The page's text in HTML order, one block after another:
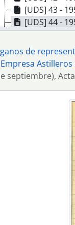
[UDS] 43 -
[UDS] 44 -
[UDS] 45 -
[UDS] 46 -
[UDS] 47 -
[UDS] 48 -
[UDS] 49 -
[UDS] 51 -
[UDS] 52 -
[UDS] 53 -
[UDS] 54 -
[UDS] 55 -
[UDS] 56 -
[UDS] 57 -
[UDS] 58 -
[UDS] 59 -
[UDS] 60 -
de
Astilleros
septiembre),